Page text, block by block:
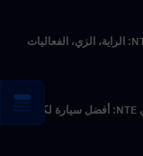
ملخص البرنامج الخاص لـ NTE 1.1: الراية، الزي، الفعاليات
قائمة تصنيف أفضل المركبات في NTE: أفضل سيارة لكل